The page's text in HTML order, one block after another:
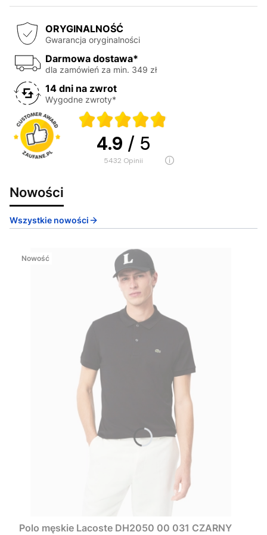
ORYGINALNOŚĆ
Gwarancja oryginalności
Darmowa dostawa*
dla zamówień za min. 349 zł
14 dni na zwrot
Wygodne zwroty*
4.9 / 5
5432 opinii
Nowości
Wszystkie nowości
Nowość
Polo męskie Lacoste DH2050 00 031 CZARNY